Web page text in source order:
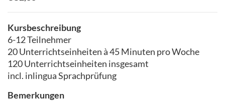
Kursbeschreibung
6-12 Teilnehmer
20 Unterrichtseinheiten à 45 Minuten pro Woche
120 Unterrichtseinheiten insgesamt
incl. inlingua Sprachprüfung
Bemerkungen